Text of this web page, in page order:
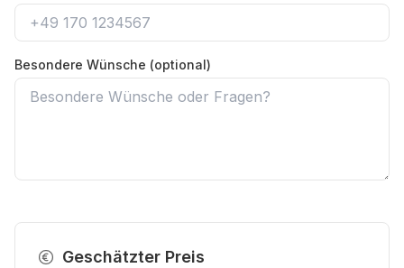
Besondere Wünsche (optional)
Geschätzter Preis